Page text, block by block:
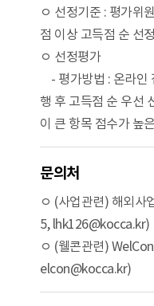
ㅇ 선정기준 : 평가위
점 이상 고득점 순 선정
ㅇ 선정평가
- 평가방법 : 온라인
행 후 고득점 순 우선
이 큰 항목 점수가 높
문의처
ㅇ (사업관련) 해외사
5, lhk126@kocca.kr)
ㅇ (웰콘관련)
elcon@kocca.kr)